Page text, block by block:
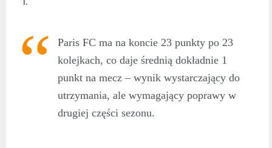
Paris FC ma na koncie 23 punkty po 23
kolejkach, co daje średnią dokładnie 1
punkt na mecz – wynik wystarczający do
utrzymania, ale wymagający poprawy w
drugiej części sezonu.